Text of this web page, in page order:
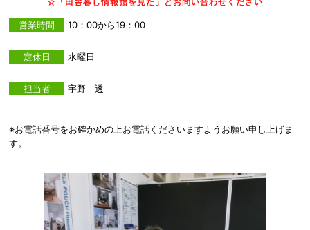
☆「田舎暮し情報館を見た」とお問い合わせください
営業時間 10：00から19：00
定休日 水曜日
担当者 宇野 透
※お電話番号をお確かめの上お電話くださいますようお願い申し上げま
す。